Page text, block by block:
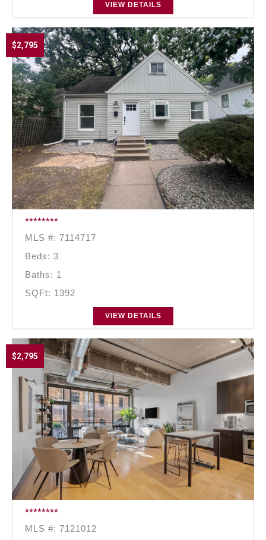
VIEW DETAILS
$2,795
********
MLS #: 7114717
Beds: 3
Baths: 1
SQFt: 1392
VIEW DETAILS
$2,795
********
MLS #: 7121012